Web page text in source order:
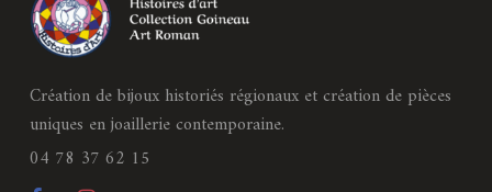
Création de bijoux historiés régionaux et création de pièces
uniques en joaillerie contemporaine.
04 78 37 62 15